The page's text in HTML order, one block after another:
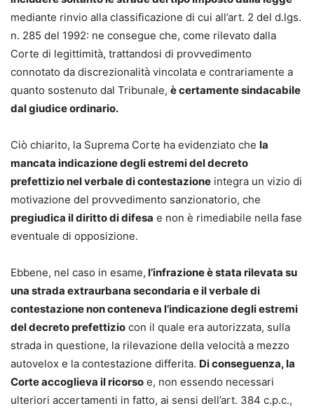
mediante rinvio alla classificazione di cui all’art. 2 del d.lgs.
n. 285 del 1992: ne consegue che, come rilevato dalla
Corte di legittimità, trattandosi di provvedimento
connotato da discrezionalità vincolata e contrariamente a
quanto sostenuto dal Tribunale, è certamente sindacabile
dal giudice ordinario.
Ciò chiarito, la Suprema Corte ha evidenziato che la
mancata indicazione degli estremi del decreto
prefettizio nel verbale di contestazione integra un vizio di
motivazione del provvedimento sanzionatorio, che
pregiudica il diritto di difesa e non è rimediabile nella fase
eventuale di opposizione.
Ebbene, nel caso in esame, l’infrazione è stata rilevata su
una strada extraurbana secondaria e il verbale di
contestazione non conteneva l’indicazione degli estremi
del decreto prefettizio con il quale era autorizzata, sulla
strada in questione, la rilevazione della velocità a mezzo
autovelox e la contestazione differita. Di conseguenza, la
Corte accoglieva il ricorso e, non essendo necessari
ulteriori accertamenti in fatto, ai sensi dell’art. 384 c.p.c.,